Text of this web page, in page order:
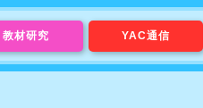
教材研究 YAC通信